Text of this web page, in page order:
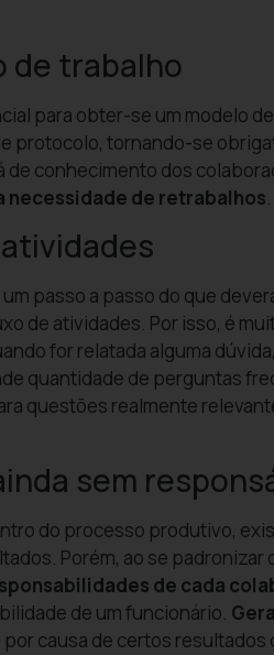
de trabalho
para obter-se um modelo
protocolo, tornando-se
conhecimento dos
necessidade de retrabalhos.
passo a passo do que
de atividades. Por isso, é
for relatada alguma
quantidade de perguntas
questões realmente
sem
do processo produtivo,
Porém, ao se padronizar
de cada
de um funcionário.
causa de certos resultados